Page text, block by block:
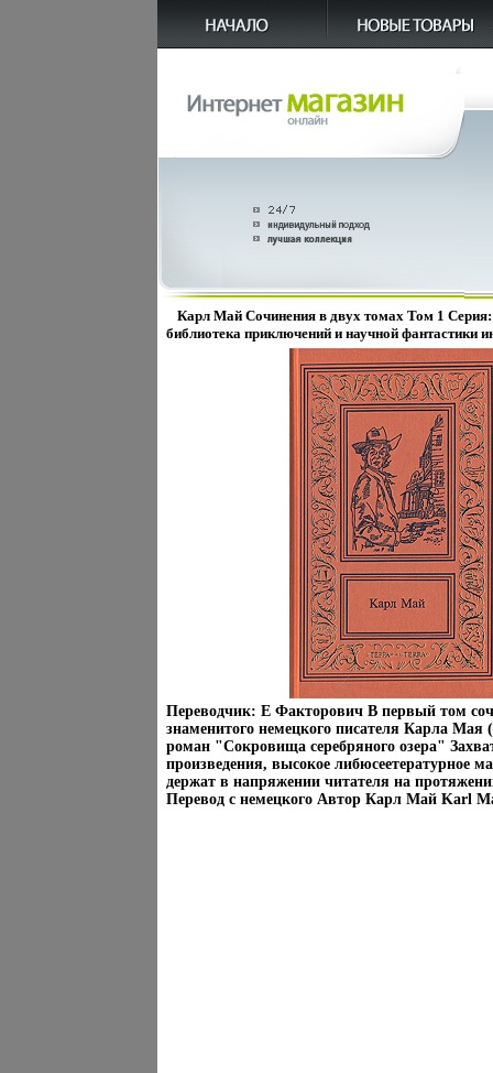
Карл Май Сочинения в двух томах Том 1
библиотека приключений и научной фантастики
Переводчик: Е Факторович В первый том
знаменитого немецкого писателя Карла Мая
роман "Сокровища серебряного озера"
произведения, высокое либюсеетературное
держат в напряжении читателя на
Перевод с немецкого Автор Карл Май Karl